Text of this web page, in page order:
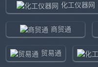
化工仪器网
商贸通
贸易通